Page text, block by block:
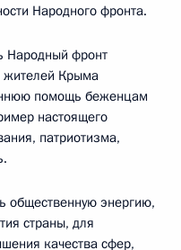
Народного фронта.
Народный фронт
Крыма
помощь беженцам
настоящего
патриотизма,
общественную энергию,
страны, для
качества сфер,